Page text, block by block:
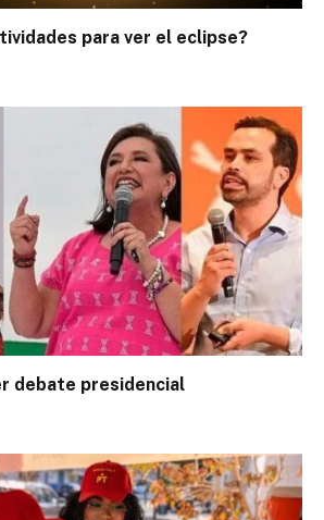
para ver el eclipse?
debate presidencial